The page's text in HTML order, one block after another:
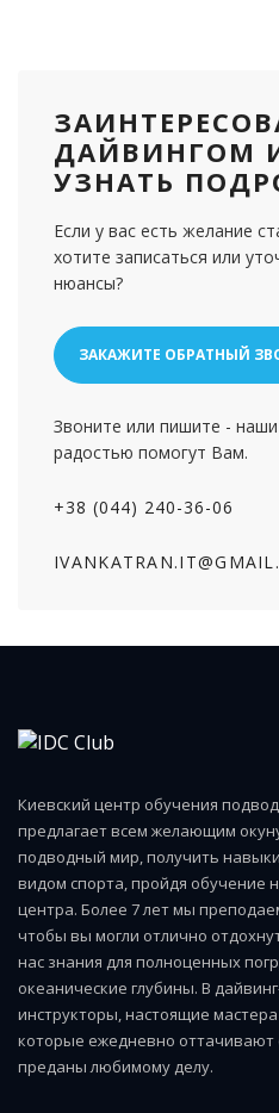
ДАЙВИНГОМ
УЗНАТЬ
Если у вас есть желание
хотите записаться или
нюансы?
ЗАКАЖИТЕ ОБРАТНЫЙ
Звоните или пишите -
радостью помогут Вам.
+38 (044) 240-36-06
Киевский центр обучения
предлагает всем желающим
подводный мир, получить
видом спорта, пройдя обучение
центра. Более 7 лет мы
чтобы вы могли отлично
нас знания для полноценных
океанические глубины. В
инструкторы, настоящие
которые ежедневно оттачивают
преданы любимому делу.